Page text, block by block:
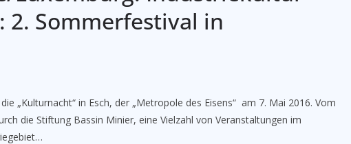
Sommerfestival in
„Kulturnacht“ in Esch, der „Metropole des Eisens“ am 7. Mai 2016. Vom
die Stiftung Bassin Minier, eine Vielzahl von Veranstaltungen im